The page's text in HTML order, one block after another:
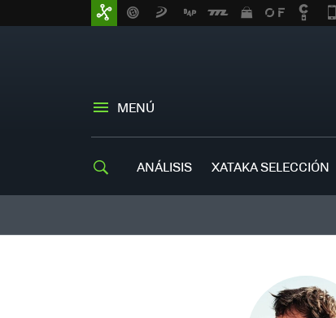
MENÚ
ANÁLISIS XATAKA SELECCIÓN